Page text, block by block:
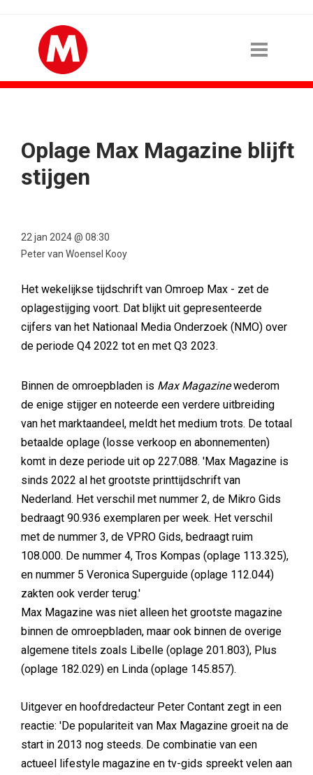
Oplage Max Magazine blijft
stijgen
22 jan 2024 @ 08:30
Peter van Woensel Kooy
Het wekelijkse tijdschrift van Omroep Max - zet de
oplagestijging voort. Dat blijkt uit gepresenteerde
cijfers van het Nationaal Media Onderzoek (NMO) over
de periode Q4 2022 tot en met Q3 2023.
Binnen de omroepbladen is Max Magazinewederom
de enige stijger en noteerde een verdere uitbreiding
van het marktaandeel, meldt het medium trots. De totaal
betaalde oplage (losse verkoop en abonnementen)
komt in deze periode uit op 227.088. 'Max Magazine is
sinds 2022 al het grootste printtijdschrift van
Nederland. Het verschil met nummer 2, de Mikro Gids
bedraagt 90.936 exemplaren per week. Het verschil
met de nummer 3, de VPRO Gids, bedraagt ruim
108.000. De nummer 4, Tros Kompas (oplage 113.325),
en nummer 5 Veronica Superguide (oplage 112.044)
zakten ook verder terug.'
Max Magazine was niet alleen het grootste magazine
binnen de omroepbladen, maar ook binnen de overige
algemene titels zoals Libelle (oplage 201.803), Plus
(oplage 182.029) en Linda (oplage 145.857).
Uitgever en hoofdredacteur Peter Contant zegt in een
reactie: 'De populariteit van Max Magazine groeit na de
start in 2013 nog steeds. De combinatie van een
actueel lifestyle magazine en tv-gids spreekt velen aan